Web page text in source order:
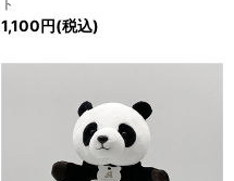
ト
1,100円(税込)